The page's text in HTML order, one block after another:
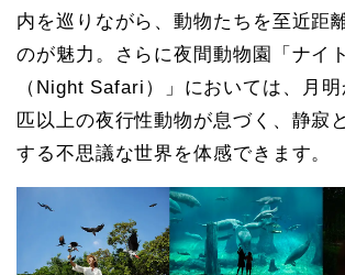
内を巡りながら、動物たちを至近距
のが魅力。さらに夜間動物園「ナイ
（Night Safari）」においては、月
匹以上の夜行性動物が息づく、静寂
する不思議な世界を体感できます。